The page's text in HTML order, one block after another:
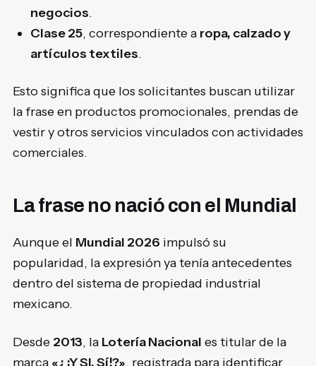
negocios.
Clase 25, correspondiente a ropa, calzado y
artículos textiles.
Esto significa que los solicitantes buscan utilizar
la frase en productos promocionales, prendas de
vestir y otros servicios vinculados con actividades
comerciales.
La frase no nació con el Mundial
Aunque el Mundial 2026 impulsó su
popularidad, la expresión ya tenía antecedentes
dentro del sistema de propiedad industrial
mexicano.
Desde 2013, la Lotería Nacional es titular de la
marca «¿¡Y SI, Sí!?», registrada para identificar